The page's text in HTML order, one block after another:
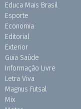
Educa Mais Brasil
Esporte
Economia
Editorial
Exterior
Guia Saúde
Informação Livre
Letra Viva
Magnus Futsal
Mix